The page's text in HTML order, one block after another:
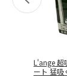
L'ange 超
ート 猛吸